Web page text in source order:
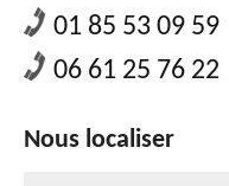
01 85 53 09 59
06 61 25 76 22
Nous localiser